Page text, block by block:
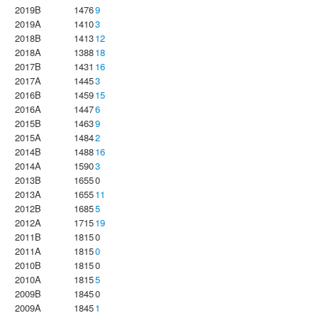
2019B
14769
2019A
14103
2018B
141312
2018A
138818
2017B
1431 16
2017A
14453
2016B
145915
2016A
14476
2015B
14639
2015A
14842
2014B
148816
2014A
15903
2013B
16550
2013A
165511
2012B
16855
2012A
171519
2011B
18150
2011A
18150
2010B
18150
2010A
18155
2009B
18450
2009A
18451